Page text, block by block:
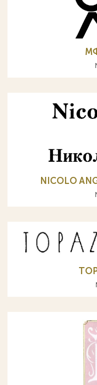
NICOLO